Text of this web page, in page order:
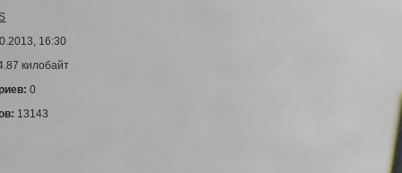
16:30
килобайт
0
13143